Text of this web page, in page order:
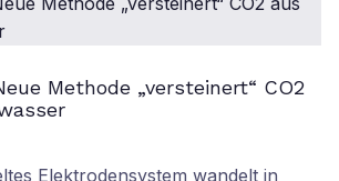
Methode „versteinert“ CO2
Elektrodensystem wandelt in